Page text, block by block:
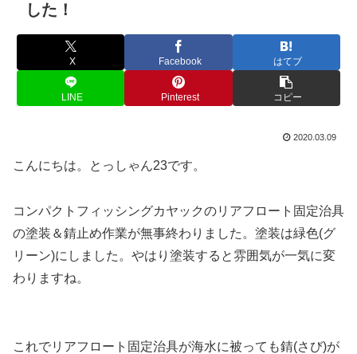
した！
X Facebook はてブ
LINE Pinterest コピー
2020.03.09
こんにちは。とっしゃん23です。
コンパクトフィッシングカヤックのリアフロート固定治具
の塗装＆錆止め作業が無事終わりました。塗装は緑色(グ
リーン)にしました。やはり塗装すると雰囲気が一気に変
わりますね。
これでリアフロート固定治具が海水に被っても錆(さび)が